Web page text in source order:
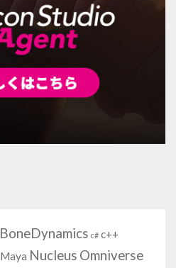
BoneDynamics c# c++
Maya Nucleus Omniverse